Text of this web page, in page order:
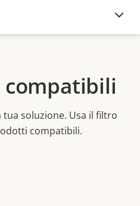
soluzione. Usa il filtro
compatibili.